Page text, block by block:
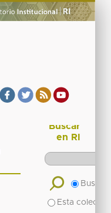
Buscar
en RI
Buscar
Esta